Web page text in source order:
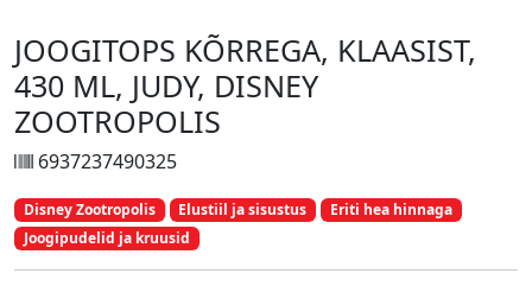
JOOGITOPS KÕRREGA, KLAASIST,
430 ML, JUDY, DISNEY
ZOOTROPOLIS
6937237490325
Disney Zootropolis Elustiil ja sisustus
Eriti hea hinnaga
Joogipudelid ja kruusid